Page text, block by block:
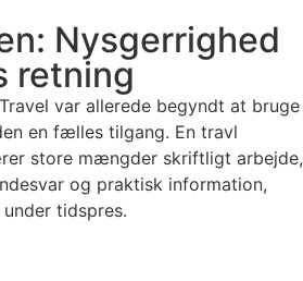
Nysgerrighed
retning
var allerede begyndt at bruge
en fælles tilgang. En travl
store mængder skriftligt arbejde,
og praktisk information,
tidspres.